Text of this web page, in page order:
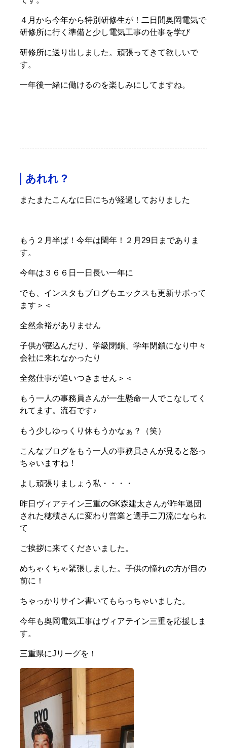
４月から今年から特別研修生が！二日間奥岡電気で
研修所に行く準備と少し電気工事の仕事を学び
研修所に送り出しました。頑張ってきて欲しいで
す。
一年後一緒に働けるのを楽しみにしてますね。
あれれ？
またまたこんなに日にちが経過しておりました
もう２月半ば！今年は閏年！２月29日までありま
す。
今年は３６６日一日長い一年に
でも、インスタもブログもエックスも更新サボって
ます＞＜
全然余裕がありません
子供が寝込んだり、学級閉鎖、学年閉鎖になり中々
会社に来れなかったり
全然仕事が追いつきません＞＜
もう一人の事務員さんが一生懸命一人でこなしてく
れてます。流石です♪
もう少しゆっくり休もうかなぁ？（笑）
こんなブログをもう一人の事務員さんが見ると怒っ
ちゃいますね！
よし頑張りましょう私・・・・
昨日ヴィアテイン三重のGK森建太さんが昨年退団
された穂積さんに変わり営業と選手二刀流になられ
て
ご挨拶に来てくださいました。
めちゃくちゃ緊張しました。子供の憧れの方が目の
前に！
ちゃっかりサイン書いてもらっちゃいました。
今年も奥岡電気工事はヴィアテイン三重を応援しま
す。
三重県にJリーグを！